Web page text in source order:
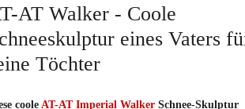
AT Walker - Coole
eines Vaters
Töchter
coole AT-AT Imperial Walker Schnee-Skulptur